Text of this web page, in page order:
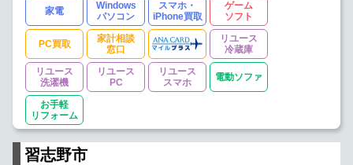
家電
Windows
パソコン
スマホ・
iPhone買取
ゲーム
ソフト
PC買取
家計相談
窓口
リユース
冷蔵庫
リユース
洗濯機
リユース
PC
リユース
スマホ
電動ソファ
お手軽
リフォーム
習志野市